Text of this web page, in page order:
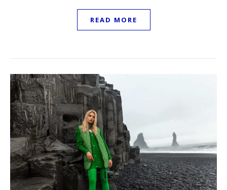
READ MORE